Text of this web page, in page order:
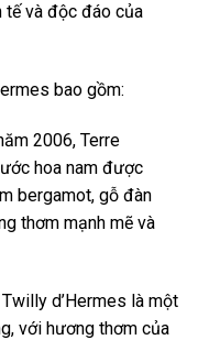
tế và độc đáo của
bao gồm:
2006, Terre
hoa nam được
bergamot, gỗ đàn
thơm mạnh mẽ và
d’Hermes là một
với hương thơm của